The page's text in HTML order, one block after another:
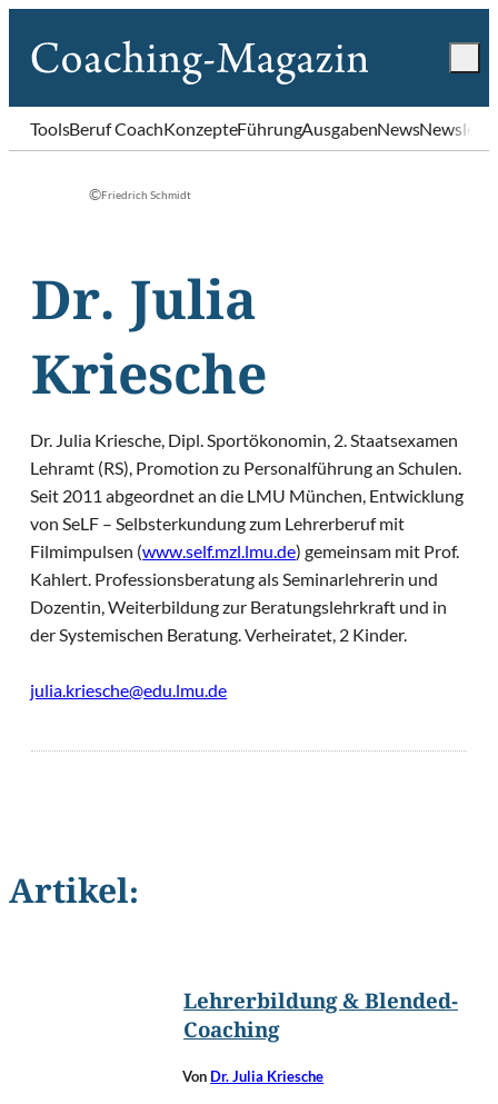
ToolsBeruf CoachKonzepteFührungAusgabenNews
©Friedrich Schmidt
Dr. Julia
Kriesche
Dr. Julia Kriesche, Dipl. Sportökonomin, 2. Staatsexamen
Lehramt (RS), Promotion zu Personalführung an Schulen.
Seit 2011 abgeordnet an die LMU München, Entwicklung
von SeLF – Selbsterkundung zum Lehrerberuf mit
Filmimpulsen (www.self.mzl.lmu.de) gemeinsam mit Prof.
Kahlert. Professionsberatung als Seminarlehrerin und
Dozentin, Weiterbildung zur Beratungslehrkraft und in
der Systemischen Beratung. Verheiratet, 2 Kinder.
julia.kriesche@edu.lmu.de
Artikel:
Lehrerbildung & Blended-
Coaching
Von Dr. Julia Kriesche